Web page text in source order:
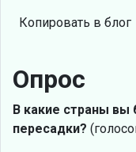
Копировать в блог
Опрос
В какие страны вы
пересадки?